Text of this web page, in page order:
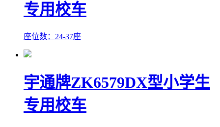
专用校车
座位数：24-37座
宇通牌ZK6579DX型小学生
专用校车